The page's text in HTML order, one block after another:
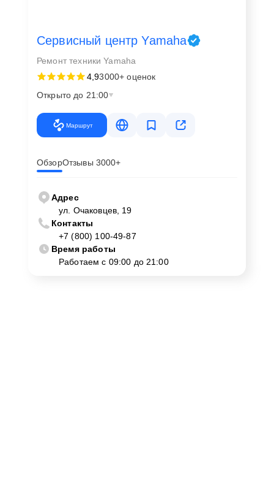
Сервисный центр Yamaha
Ремонт техники Yamaha
4,93000+ оценок
Открыто до 21:00
Маршрут
ОбзорОтзывы 3000+
Адрес
ул. Очаковцев, 19
Контакты
+7 (800) 100-49-87
Время работы
Работаем с 09:00 до 21:00